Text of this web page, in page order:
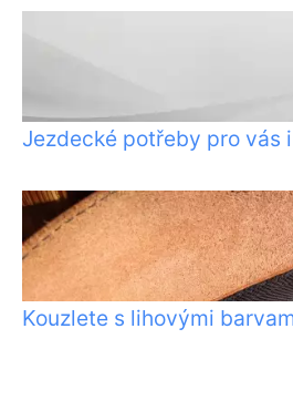
Jezdecké potřeby pro vás
Kouzlete s lihovými